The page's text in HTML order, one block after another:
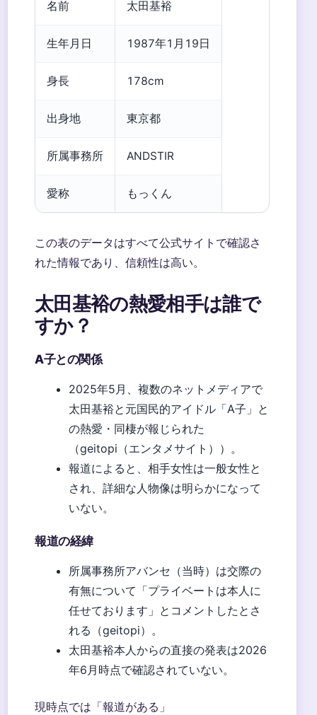
名前 太田基裕
生年月日 1987年1月19日
身長 178cm
出身地 東京都
所属事務所 ANDSTIR
愛称 もっくん
この表のデータはすべて公式サイトで確認さ
れた情報であり、信頼性は高い。
太田基裕の熱愛相手は誰で
すか？
A子との関係
2025年5月、複数のネットメディアで
太田基裕と元国民的アイドル「A子」と
の熱愛・同棲が報じられた
（geitopi（エンタメサイト））。
報道によると、相手女性は一般女性と
され、詳細な人物像は明らかになって
いない。
報道の経緯
所属事務所アバンセ（当時）は交際の
有無について「プライベートは本人に
任せております」とコメントしたとさ
れる（geitopi）。
太田基裕本人からの直接の発表は2026
年6月時点で確認されていない。
現時点では「報道がある」